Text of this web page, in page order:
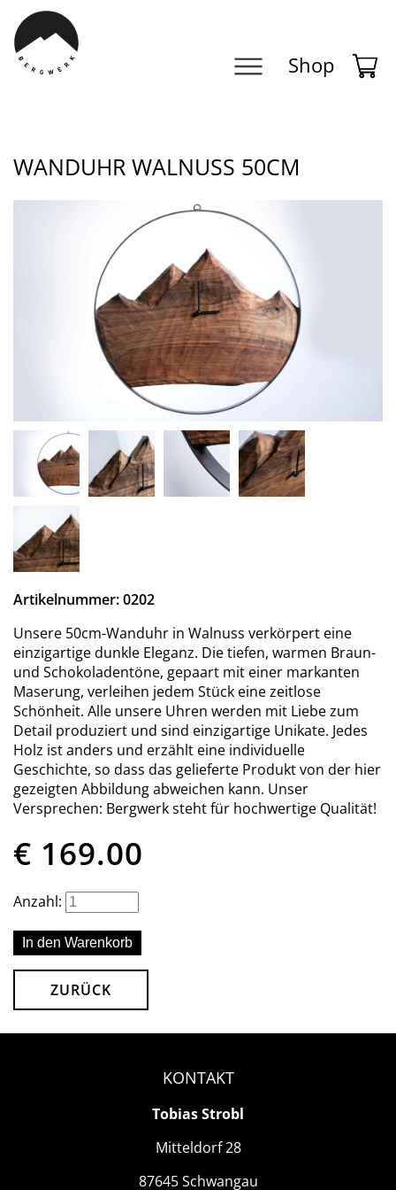
Navigation
überspringen
Shop
WANDUHR WALNUSS 50CM
Artikelnummer: 0202
Unsere 50cm-Wanduhr in Walnuss verkörpert eine
einzigartige dunkle Eleganz. Die tiefen, warmen Braun-
und Schokoladentöne, gepaart mit einer markanten
Maserung, verleihen jedem Stück eine zeitlose
Schönheit. Alle unsere Uhren werden mit Liebe zum
Detail produziert und sind einzigartige Unikate. Jedes
Holz ist anders und erzählt eine individuelle
Geschichte, so dass das gelieferte Produkt von der hier
gezeigten Abbildung abweichen kann. Unser
Versprechen: Bergwerk steht für hochwertige Qualität!
€ 169.00
Anzahl:
ZURÜCK
KONTAKT
Tobias Strobl
Mitteldorf 28
87645 Schwangau